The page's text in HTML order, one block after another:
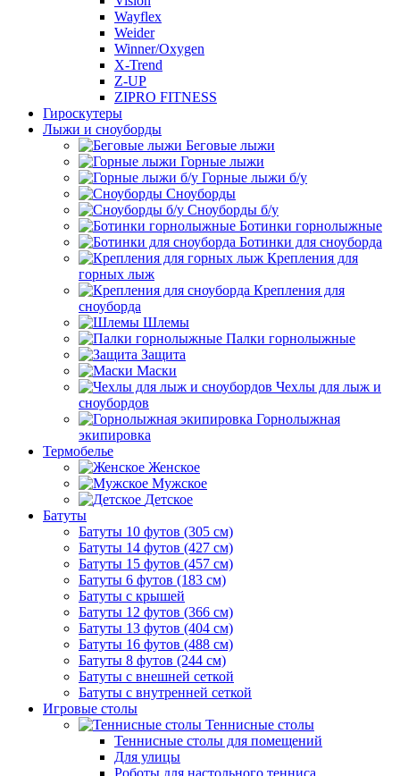
Wayflex
Weider
Winner/Oxygen
X-Trend
Z-UP
ZIPRO FITNESS
Гироскутеры
Лыжи и сноуборды
Беговые лыжи
Горные лыжи
Горные лыжи б/у
Сноуборды
Сноуборды б/у
Ботинки горнолыжные
Ботинки для сноуборда
Крепления для
горных лыж
Крепления для
сноуборда
Шлемы
Палки горнолыжные
Защита
Маски
Чехлы для лыж и
сноубордов
Горнолыжная
экипировка
Термобелье
Женское
Мужское
Детское
Батуты
Батуты 10 футов (305 см)
Батуты 14 футов (427 см)
Батуты 15 футов (457 см)
Батуты 6 футов (183 см)
Батуты с крышей
Батуты 12 футов (366 см)
Батуты 13 футов (404 см)
Батуты 16 футов (488 см)
Батуты 8 футов (244 см)
Батуты с внешней сеткой
Батуты с внутренней сеткой
Игровые столы
Теннисные столы
Теннисные столы для помещений
Для улицы
Роботы для настольного тенниса